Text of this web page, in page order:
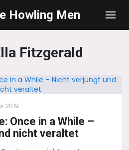
Howling Men
Fitzgerald
2019
Once in a While –
nicht veraltet